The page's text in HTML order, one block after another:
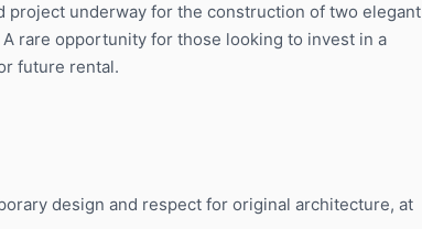
project underway for the construction of two elegant
rare opportunity for those looking to invest in a
future rental.
design and respect for original architecture, at